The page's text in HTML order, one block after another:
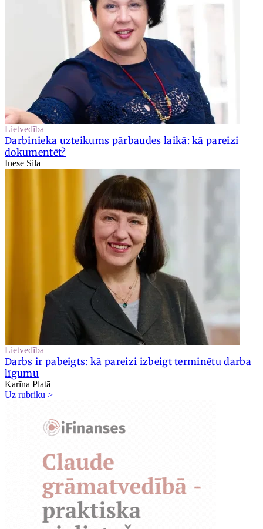
Lietvedība
Darbinieka uzteikums pārbaudes laikā: kā pareizi
dokumentēt?
Inese Sila
Lietvedība
Darbs ir pabeigts: kā pareizi izbeigt terminētu darba
līgumu
Karīna Platā
Uz rubriku >